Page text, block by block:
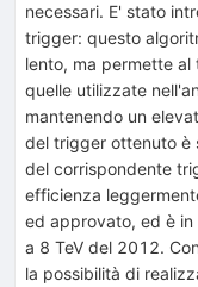
necessari. E' stato
trigger: questo
lento, ma permette al
quelle utilizzate
mantenendo un
del trigger ottenuto è
del corrispondente
efficienza
ed approvato, ed è in
a 8 TeV del 2012.
la possibilità di